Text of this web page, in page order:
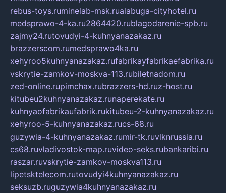
rebus-toys.ruminelab-msk.rualabuga-cityhotel.ru
medsprawo-4-ka.ru2864420.rublagodarenie-spb.ru
zajmy24.rutovudyi-4-kuhnyanazakaz.ru
brazzerscom.rumedsprawo4ka.ru
xehyroo5kuhnyanazakaz.rufabrikayfabrikaefabrika.ru
vskrytie-zamkov-moskva-113.rubiletnadom.ru
zed-online.rupimchax.rubrazzers-hd.ruz-host.ru
kitubeu2kuhnyanazakaz.runaperekate.ru
kuhnyaofabrikaufabrik.rukitubeu-2-kuhnyanazakaz.ru
xehyroo-5-kuhnyanazakaz.rucs-68.ru
guzywia-4-kuhnyanazakaz.rumir-tk.ruvlknrussia.ru
cs68.ruvladivostok-map.ruvideo-seks.rubankaribi.ru
raszar.ruvskrytie-zamkov-moskva113.ru
lipetsktelecom.rutovudyi4kuhnyanazakaz.ru
seksuzb.ruguzywia4kuhnyanazakaz.ru